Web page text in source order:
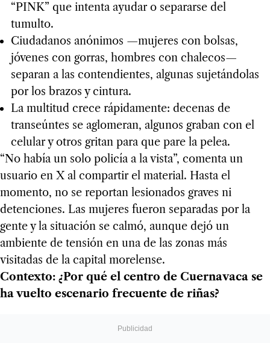
“PINK” que intenta ayudar o separarse del
tumulto.
Ciudadanos anónimos —mujeres con bolsas,
jóvenes con gorras, hombres con chalecos—
separan a las contendientes, algunas sujetándolas
por los brazos y cintura.
La multitud crece rápidamente: decenas de
transeúntes se aglomeran, algunos graban con el
celular y otros gritan para que pare la pelea.
“No había un solo policía a la vista”, comenta un
usuario en X al compartir el material. Hasta el
momento, no se reportan lesionados graves ni
detenciones. Las mujeres fueron separadas por la
gente y la situación se calmó, aunque dejó un
ambiente de tensión en una de las zonas más
visitadas de la capital morelense.
Contexto: ¿Por qué el centro de Cuernavaca se
ha vuelto escenario frecuente de riñas?